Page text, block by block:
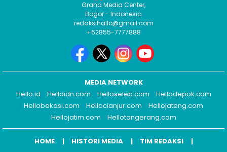
Graha Media Center,
Bogor - Indonesia
redaksihallo@gmail.com
+62855-7777888
MEDIA NETWORK
Hello.id
Helloidn.com Helloseleb.com
Hellodepok.com
Hellobekasi.com
Hellocianjur.com
Hellojateng.com
Hellojatim.com
Hellotangerang.com
HOME HISTORI MEDIA
TIM REDAKSI